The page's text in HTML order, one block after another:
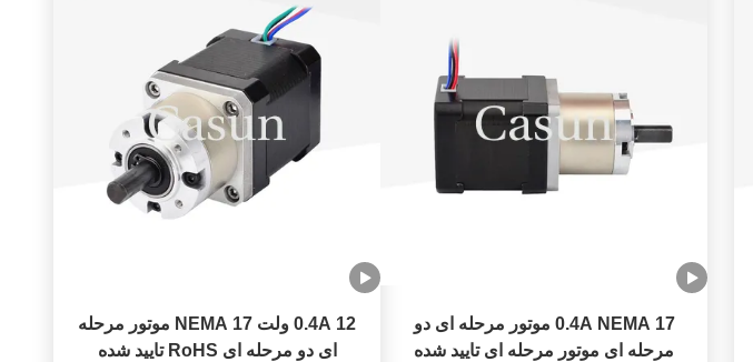
0.4A NEMA 17 موتور مرحله ای دو
مرحله ای موتور مرحله ای تایید شده
0.4A 12 ولت NEMA 17 موتور مرحله
ای دو مرحله ای RoHS تایید شده